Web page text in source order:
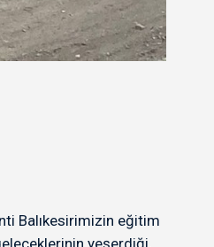
Balıkesirimizin eğitim
yeşerdiği,